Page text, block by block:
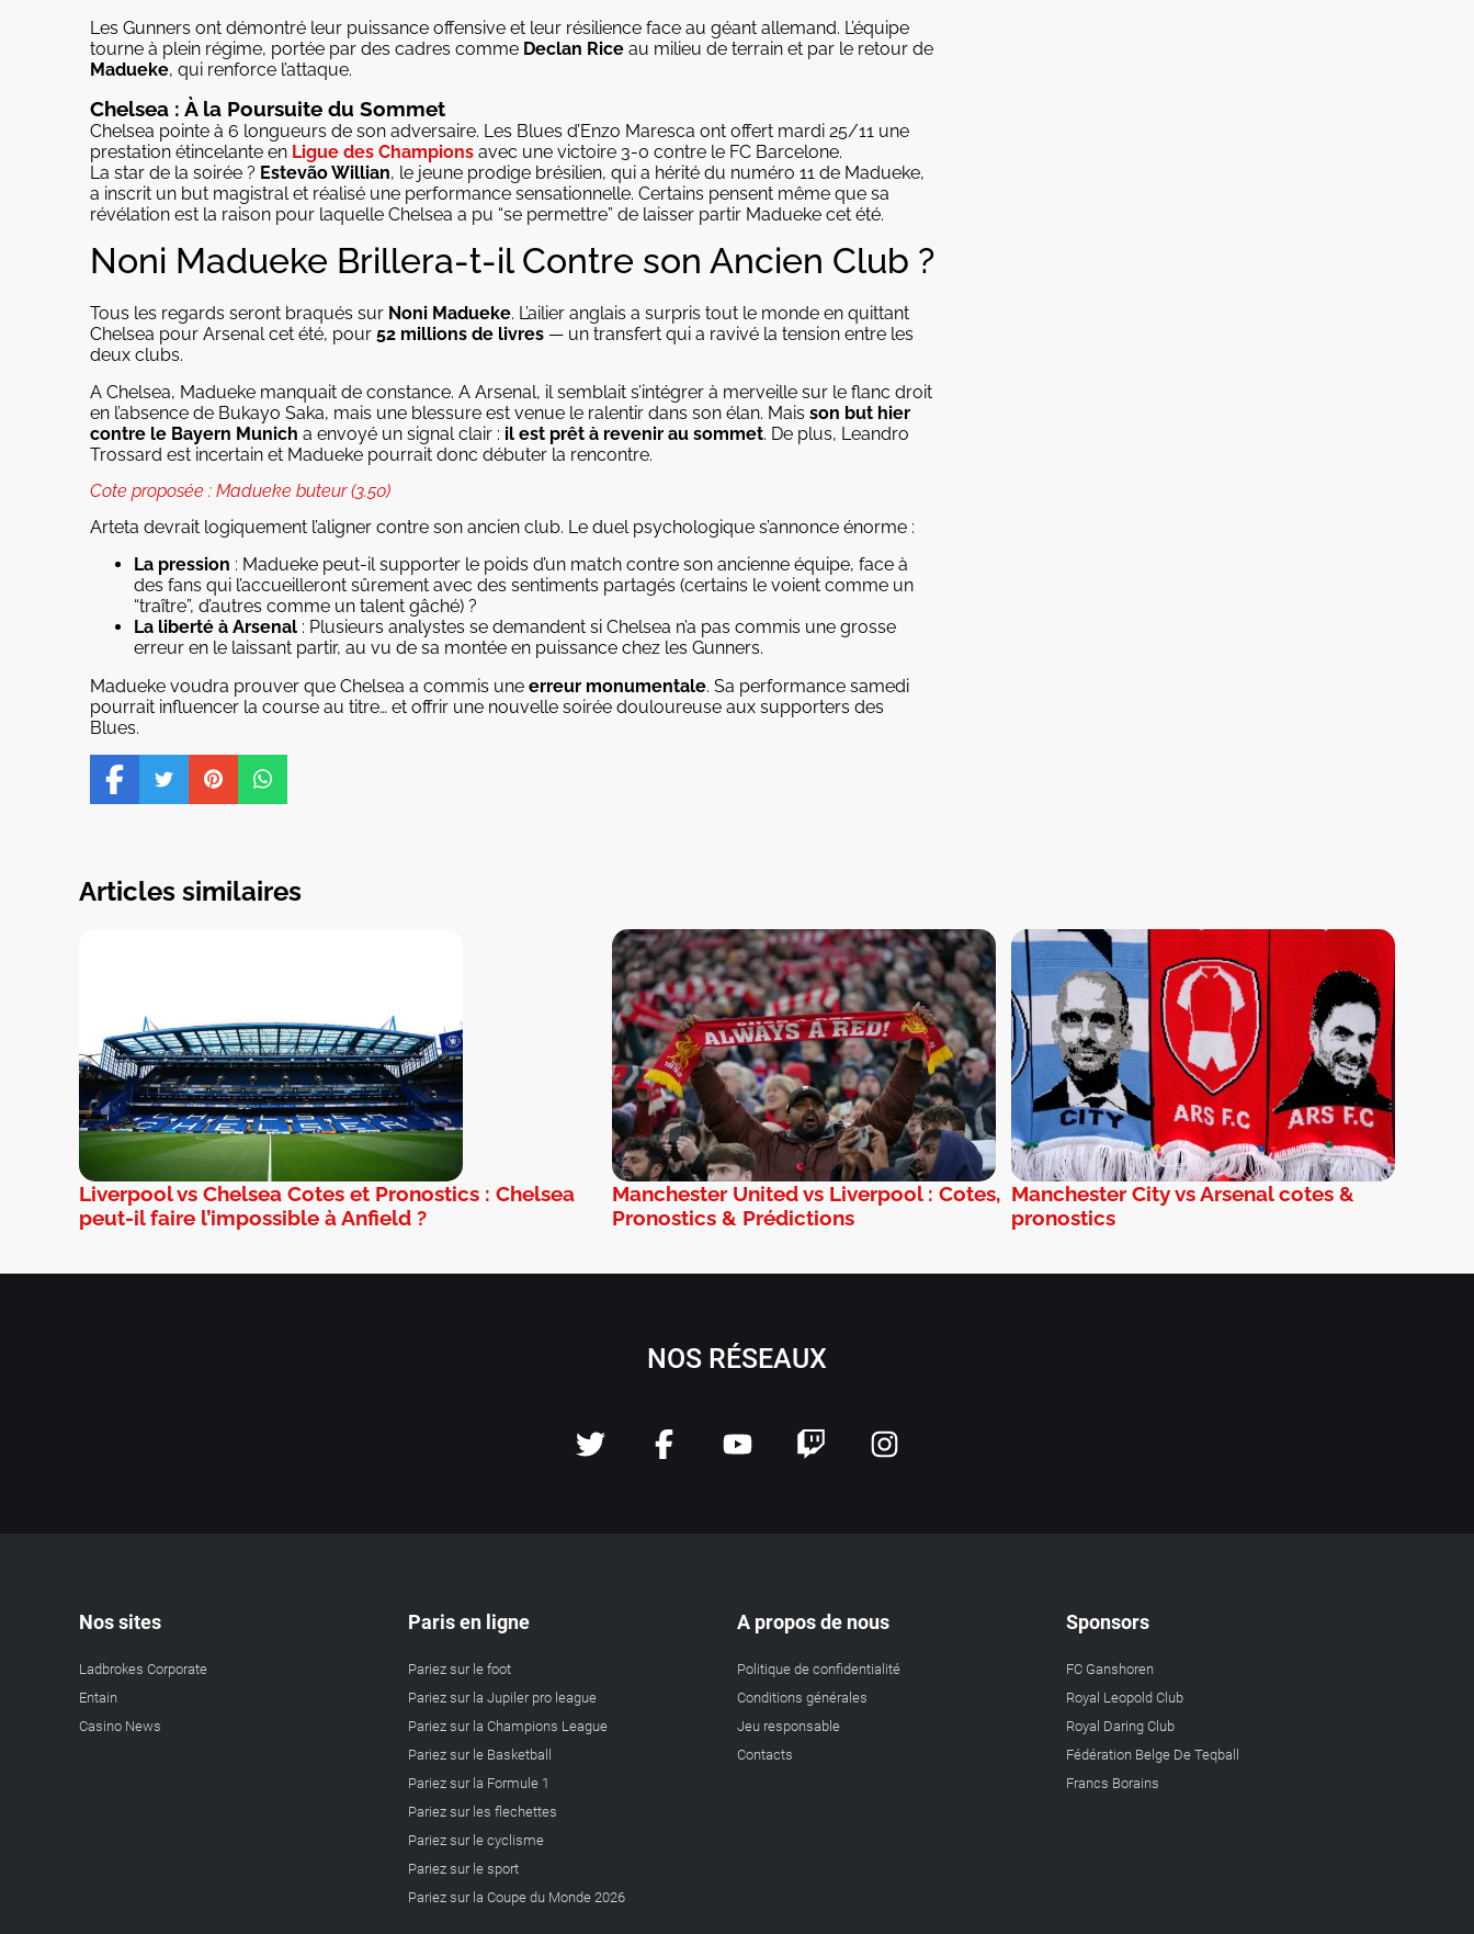
Les Gunners ont démontré leur puissance offensive et leur résilience face au géant allemand. L’équipe
tourne à plein régime, portée par des cadres comme Declan Rice au milieu de terrain et par le retour de
Madueke, qui renforce l’attaque.
Chelsea : À la Poursuite du Sommet
Chelsea pointe à 6 longueurs de son adversaire. Les Blues d’Enzo Maresca ont offert mardi 25/11 une
prestation étincelante en Ligue des Champions avec une victoire 3-0 contre le FC Barcelone.
La star de la soirée ? Estevão Willian, le jeune prodige brésilien, qui a hérité du numéro 11 de Madueke,
a inscrit un but magistral et réalisé une performance sensationnelle. Certains pensent même que sa
révélation est la raison pour laquelle Chelsea a pu “se permettre” de laisser partir Madueke cet été.
Noni Madueke Brillera-t-il Contre son Ancien Club ?
Tous les regards seront braqués sur Noni Madueke. L’ailier anglais a surpris tout le monde en quittant
Chelsea pour Arsenal cet été, pour 52 millions de livres — un transfert qui a ravivé la tension entre les
deux clubs.
A Chelsea, Madueke manquait de constance. A Arsenal, il semblait s’intégrer à merveille sur le flanc droit
en l’absence de Bukayo Saka, mais une blessure est venue le ralentir dans son élan. Mais son but hier
contre le Bayern Munich a envoyé un signal clair : il est prêt à revenir au sommet. De plus, Leandro
Trossard est incertain et Madueke pourrait donc débuter la rencontre.
Cote proposée : Madueke buteur (3.50)
Arteta devrait logiquement l’aligner contre son ancien club. Le duel psychologique s’annonce énorme :
La pression : Madueke peut-il supporter le poids d’un match contre son ancienne équipe, face à
des fans qui l’accueilleront sûrement avec des sentiments partagés (certains le voient comme un
“traître”, d’autres comme un talent gâché) ?
La liberté à Arsenal : Plusieurs analystes se demandent si Chelsea n’a pas commis une grosse
erreur en le laissant partir, au vu de sa montée en puissance chez les Gunners.
Madueke voudra prouver que Chelsea a commis une erreur monumentale. Sa performance samedi
pourrait influencer la course au titre… et offrir une nouvelle soirée douloureuse aux supporters des
Blues.
Articles similaires
Liverpool vs Chelsea Cotes et Pronostics : Chelsea
peut-il faire l’impossible à Anfield ?
Manchester United vs Liverpool : Cotes,
Pronostics & Prédictions
Manchester City vs Arsenal cotes &
pronostics
NOS RÉSEAUX
Nos sites
Ladbrokes Corporate
Entain
Casino News
Paris en ligne
Pariez sur le foot
Pariez sur la Jupiler pro league
Pariez sur la Champions League
Pariez sur le Basketball
Pariez sur la Formule 1
Pariez sur les flechettes
Pariez sur le cyclisme
Pariez sur le sport
Pariez sur la Coupe du Monde 2026
A propos de nous
Politique de confidentialité
Conditions générales
Jeu responsable
Contacts
Sponsors
FC Ganshoren
Royal Leopold Club
Royal Daring Club
Fédération Belge De Teqball
Francs Borains